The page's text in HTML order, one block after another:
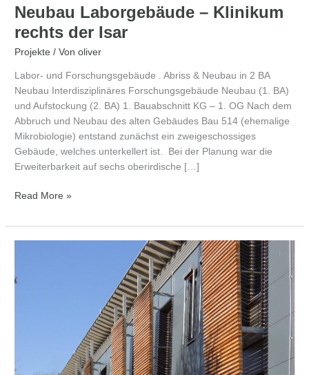
Neubau Laborgebäude – Klinikum
rechts der Isar
Projekte / Vonoliver
Labor- und Forschungsgebäude . Abriss & Neubau in 2 BA
Neubau Interdisziplinäres Forschungsgebäude Neubau (1. BA)
und Aufstockung (2. BA) 1. Bauabschnitt KG – 1. OG Nach dem
Abbruch und Neubau des alten Gebäudes Bau 514 (ehemalige
Mikrobiologie) entstand zunächst ein zweigeschossiges
Gebäude, welches unterkellert ist. Bei der Planung war die
Erweiterbarkeit auf sechs oberirdische […]
Read More »
–